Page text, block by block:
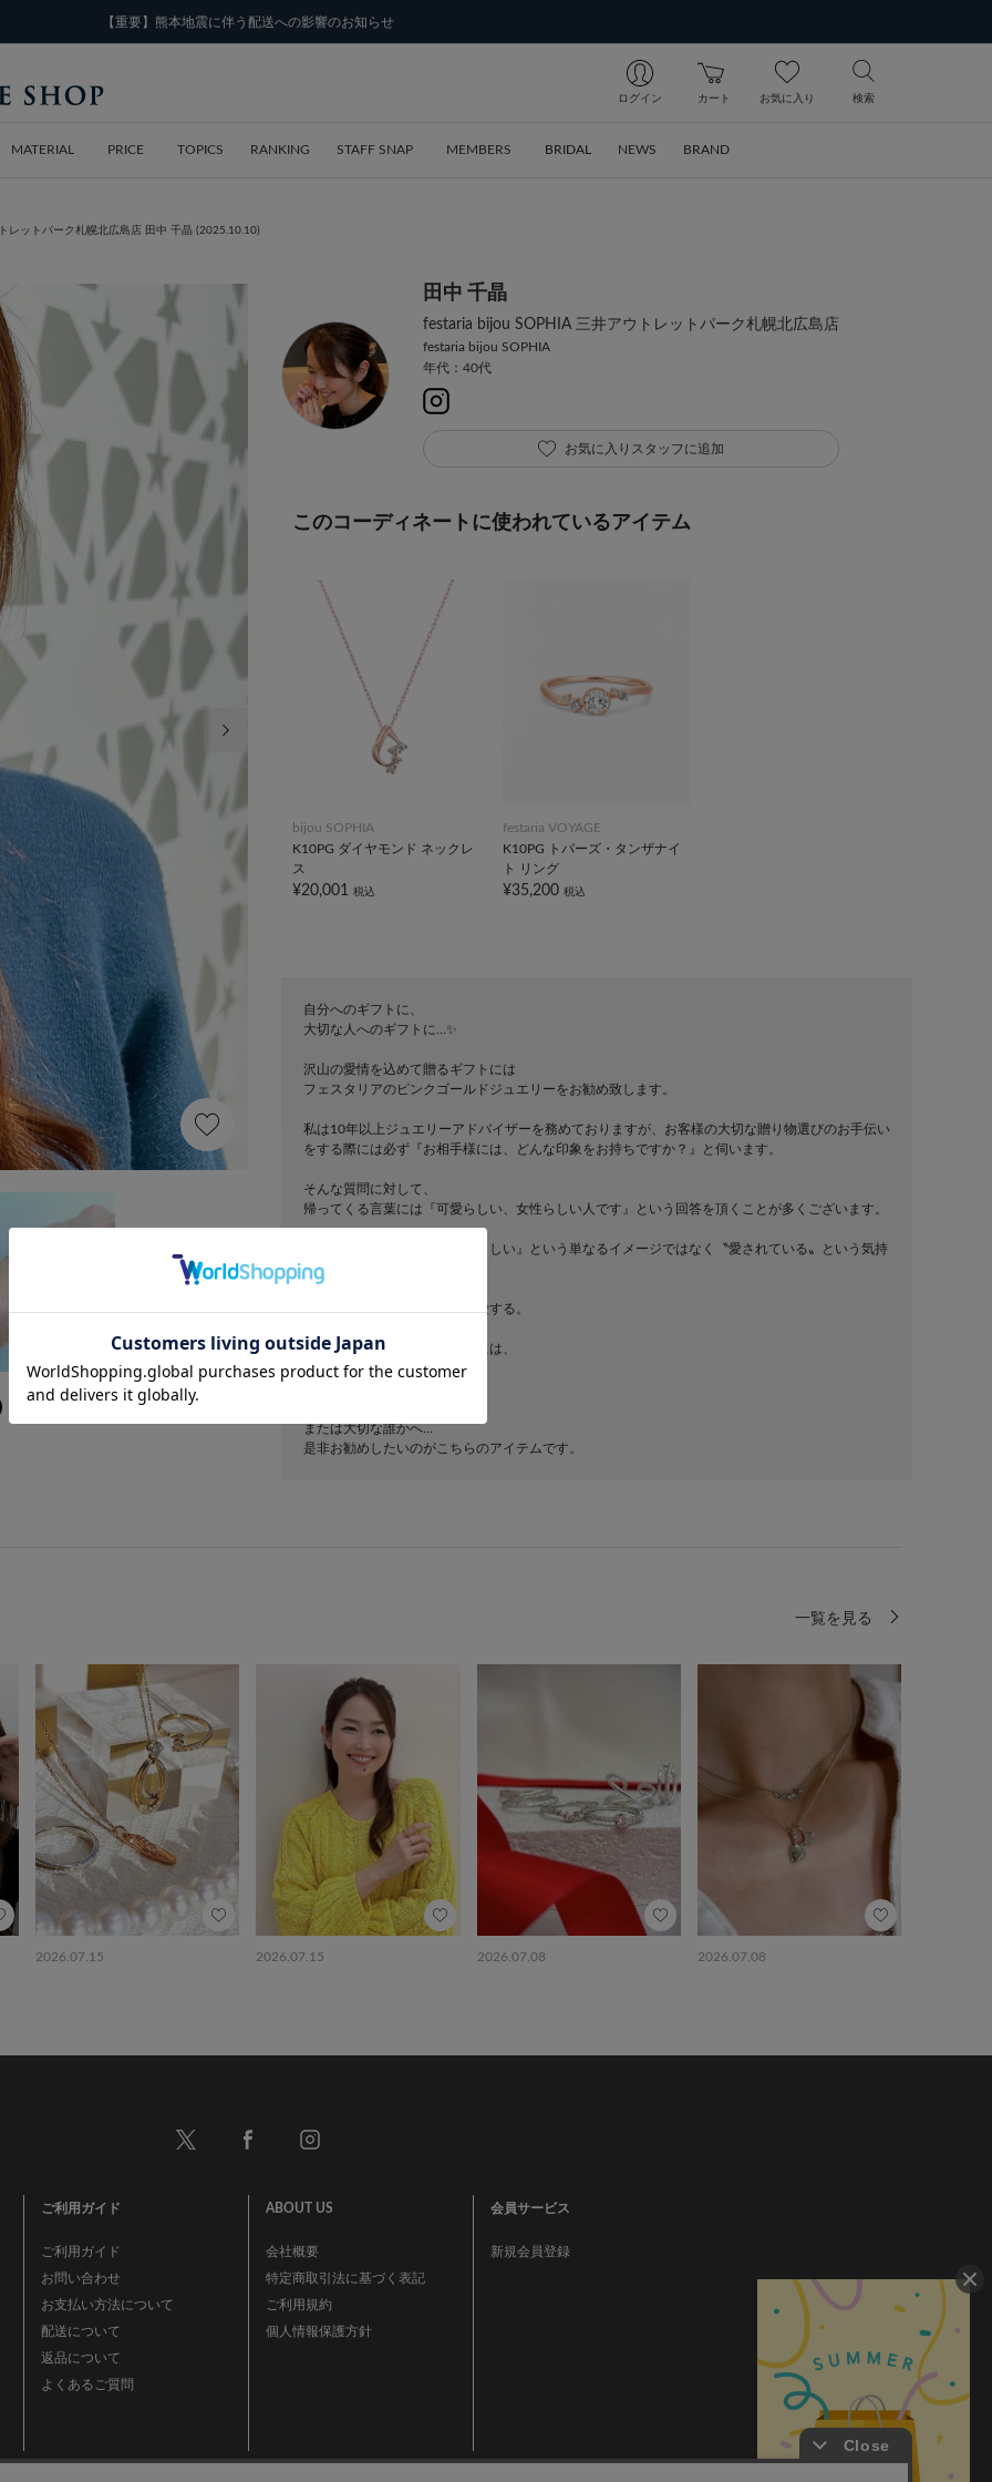
【重要】熊本地震に伴う配送への影響のお知らせ
ログイン カート お気に入り 検索
MATERIAL PRICE TOPICS RANKING STAFF SNAP MEMBERS BRIDAL NEWS BRAND
レットパーク札幌北広島店 田中 千晶 (2025.10.10)
田中 千晶
festaria bijou SOPHIA 三井アウトレットパーク札幌北広島店
festaria bijou SOPHIA
年代：40代
お気に入りスタッフに追加
このコーディネートに使われているアイテム
bijou SOPHIA
K10PG ダイヤモンド ネックレ
ス
¥20,001 税込
festaria VOYAGE
K10PG トパーズ・タンザナイ
ト リング
¥35,200 税込
自分へのギフトに、
大切な人へのギフトに…✨
沢山の愛情を込めて贈るギフトには
フェスタリアのピンクゴールドジュエリーをお勧め致します。
私は10年以上ジュエリーアドバイザーを務めておりますが、お客様の大切な贈り物選びのお手伝い
をする際には必ず『お相手様には、どんな印象をお持ちですか？』と伺います。
そんな質問に対して、
帰ってくる言葉には『可愛らしい、女性らしい人です』という回答を頂くことが多くございます。
そんな時に感じるのは『可愛らしい』という単なるイメージではなく〝愛されている〟という気持
ちの深さです。
自分を愛するように、誰かを愛する。
ピンクゴールドのジュエリーには、
そんな深い想いを感じます。
または大切な誰かへ…
是非お勧めしたいのがこちらのアイテムです。
一覧を見る
2026.07.15 2026.07.15 2026.07.08 2026.07.08
ご利用ガイド
ご利用ガイド
お問い合わせ
お支払い方法について
配送について
返品について
よくあるご質問
ABOUT US
会社概要
特定商取引法に基づく表記
ご利用規約
個人情報保護方針
会員サービス
新規会員登録